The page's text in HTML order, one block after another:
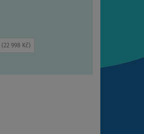
(22 998 Kč)